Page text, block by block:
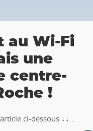
au Wi-Fi
une
centre-
!
ci-dessous ↓↓...